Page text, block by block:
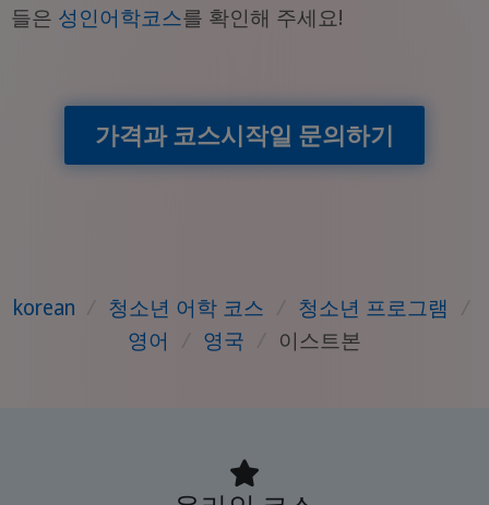
들은 성인어학코스를 확인해 주세요!
가격과 코스시작일 문의하기
korean / 청소년 어학 코스 / 청소년 프로그램 /
영어 / 영국 / 이스트본